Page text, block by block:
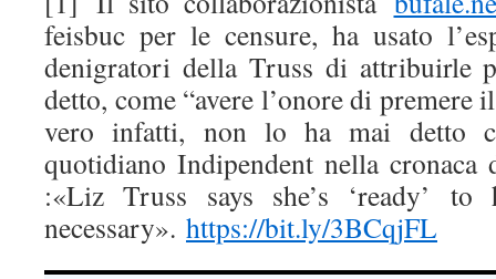
feisbuc per le censure, ha usato
denigratori della Truss di attribuirle
detto, come “avere l’onore di premere
vero infatti, non lo ha mai detto
quotidiano Indipendent nella
:«Liz Truss says she’s ‘ready’
necessary». https://bit.ly/3BCqjFL